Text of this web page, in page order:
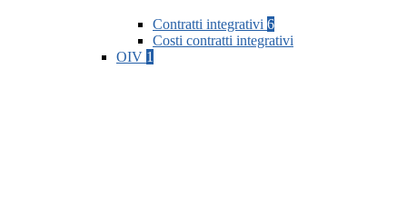
Contratti integrativi 6
Costi contratti integrativi
OIV 1